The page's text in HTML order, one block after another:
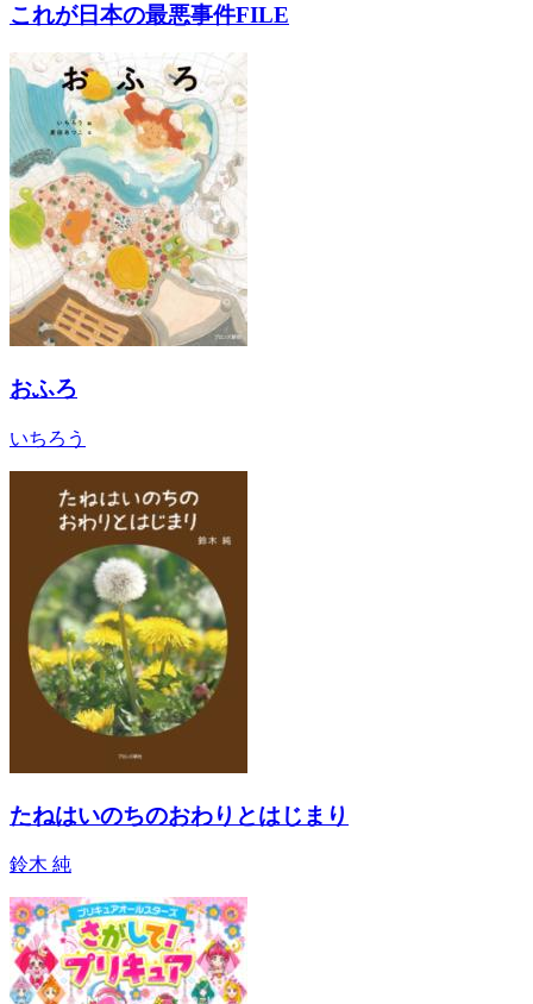
これが日本の最悪事件FILE
おふろ
いちろう
たねはいのちのおわりとはじまり
鈴木 純